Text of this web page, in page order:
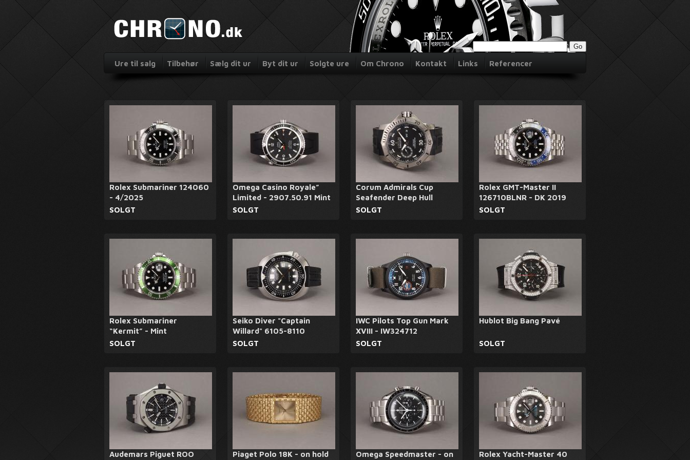
Ure til salg Tilbehør Sælg dit ur Byt dit ur Solgte ure Om Chrono Kontakt Links Referencer
Rolex Submariner 124060
- 4/2025
SOLGT
Omega Casino Royale”
Limited - 2907.50.91 Mint
SOLGT
Corum Admirals Cup
Seafender Deep Hull
SOLGT
Rolex GMT-Master II
126710BLNR - DK 2019
SOLGT
Rolex Submariner
“Kermit” - Mint
SOLGT
Seiko Diver "Captain
Willard" 6105-8110
SOLGT
IWC Pilots Top Gun Mark
XVIII - IW324712
SOLGT
Hublot Big Bang Pavé
SOLGT
Audemars Piguet ROO Piaget Polo 18K - on hold Omega Speedmaster - on Rolex Yacht-Master 40